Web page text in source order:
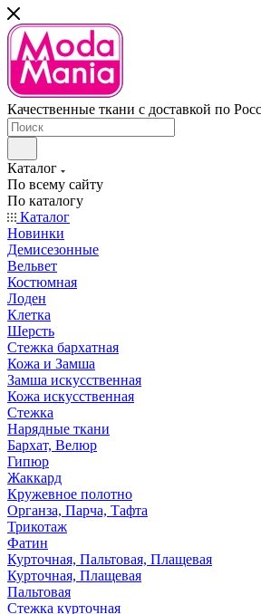
Качественные ткани с доставкой по
Каталог
По всему сайту
По каталогу
Каталог
Новинки
Демисезонные
Вельвет
Костюмная
Лоден
Клетка
Шерсть
Стежка бархатная
Кожа и Замша
Замша искусственная
Кожа искусственная
Стежка
Нарядные ткани
Бархат, Велюр
Гипюр
Жаккард
Кружевное полотно
Органза, Парча, Тафта
Трикотаж
Фатин
Курточная, Пальтовая, Плащевая
Курточная, Плащевая
Пальтовая
Стежка курточная